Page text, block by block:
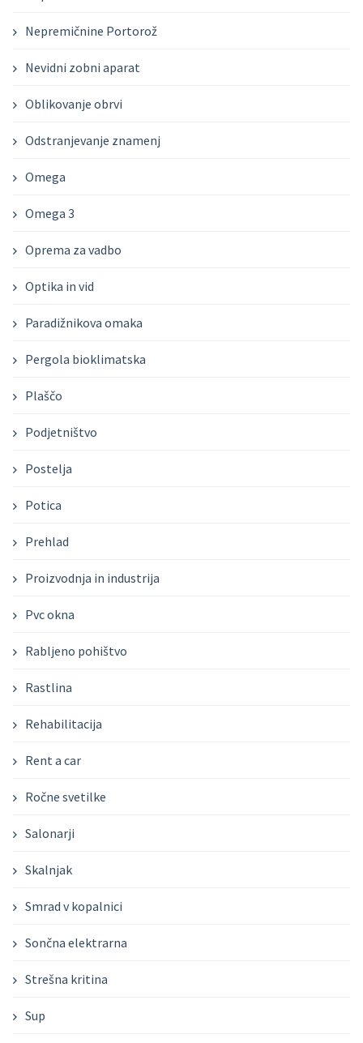
Nepremičnine Portorož
Nevidni zobni aparat
Oblikovanje obrvi
Odstranjevanje znamenj
Omega
Omega 3
Oprema za vadbo
Optika in vid
Paradižnikova omaka
Pergola bioklimatska
Plaščo
Podjetništvo
Postelja
Potica
Prehlad
Proizvodnja in industrija
Pvc okna
Rabljeno pohištvo
Rastlina
Rehabilitacija
Rent a car
Ročne svetilke
Salonarji
Skalnjak
Smrad v kopalnici
Sončna elektrarna
Strešna kritina
Sup